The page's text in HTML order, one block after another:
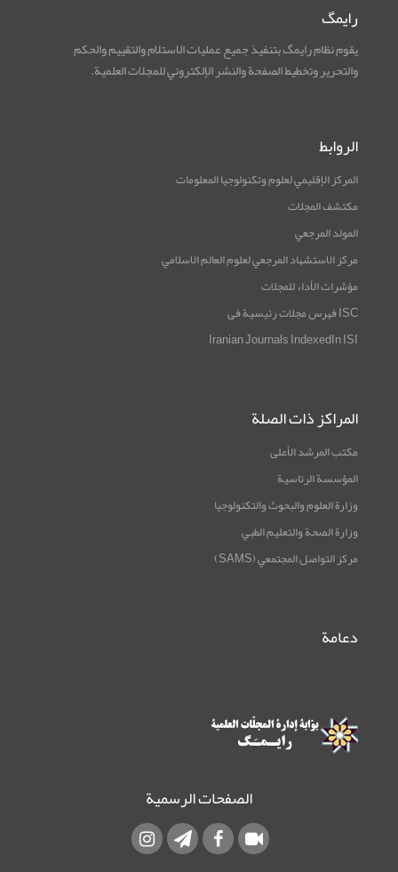
رایمگ
يقوم نظام رایمگ بتنفيذ جميع عمليات الاستلام والتقييم والحكم
والتحرير وتخطيط الصفحة والنشر الإلكتروني للمجلات العلمية.
الروابط
المركز الإقليمي لعلوم وتكنولوجيا المعلومات
مكتشف المجلات
المولد المرجعي
مرکز الاستشهاد المرجعي لعلوم العالم الاسلامي
مؤشرات الأداء للمجلات
ISC فهرس مجلات رئيسية فی
Iranian Journals IndexedIn ISI
المراكز ذات الصلة
مكتب المرشد الأعلى
المؤسسة الرئاسية
وزارة العلوم والبحوث والتكنولوجيا
وزارة الصحة والتعليم الطبي
مركز التواصل المجتمعي (SAMS)
دعامة
الصفحات الرسمية